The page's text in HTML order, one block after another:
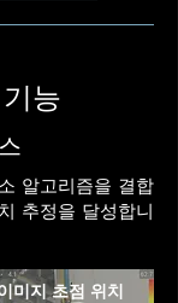
능
알고리즘을 결합
추정을 달성합니
미지 초점 위치